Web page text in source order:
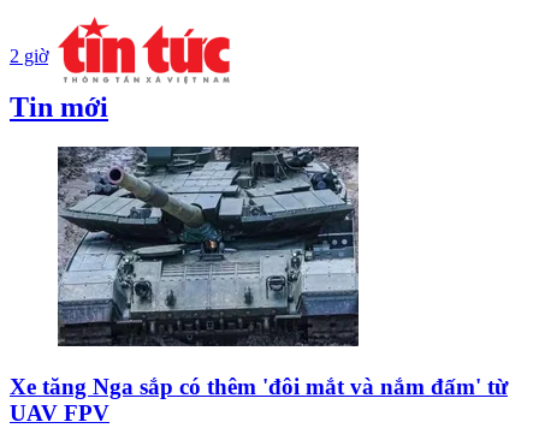
2 giờ
Tin mới
Xe tăng Nga sắp có thêm 'đôi mắt và nắm đấm' từ
UAV FPV